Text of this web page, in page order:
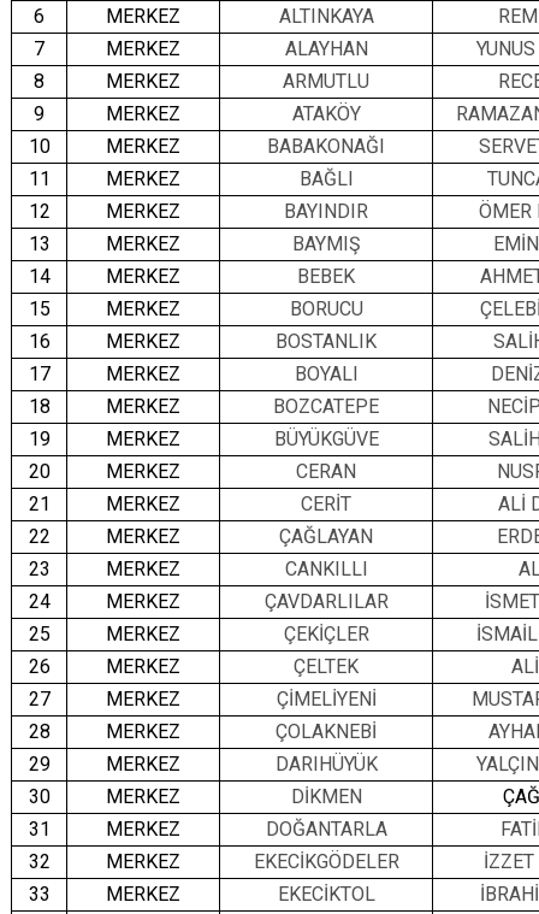
6
MERKEZ ALTINKAYA
7
MERKEZ ALAYHAN
8
MERKEZ ARMUTLU
9
MERKEZ ATAKÖY
10
MERKEZ BABAKONAĞI
11
MERKEZ BAĞLI
12
MERKEZ BAYINDIR
ÖMER
13
MERKEZ BAYMIŞ
14
MERKEZ BEBEK
15
MERKEZ BORUCU
16
MERKEZ BOSTANLIK
17
MERKEZ BOYALI
18
MERKEZ BOZCATEPE
19
MERKEZ BÜYÜKGÜVE
20
MERKEZ CERAN
21
MERKEZ CERİT
ALİ
22
MERKEZ ÇAĞLAYAN
23
MERKEZ CANKILLI
24
MERKEZ ÇAVDARLILAR
25
MERKEZ ÇEKİÇLER
26
MERKEZ ÇELTEK
27
MERKEZ ÇİMELİYENİ
28
MERKEZ ÇOLAKNEBİ
29
MERKEZ DARIHÜYÜK
30
MERKEZ DİKMEN
31
MERKEZ DOĞANTARLA
32
MERKEZ EKECİKGÖDELER
33
MERKEZ EKECİKTOL